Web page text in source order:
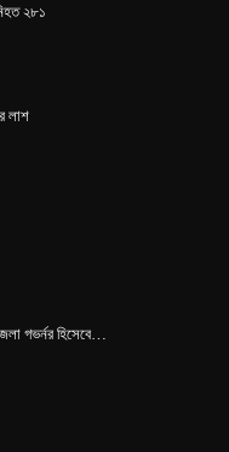
২৮১
লাশ
গভর্নর হিসেবে…